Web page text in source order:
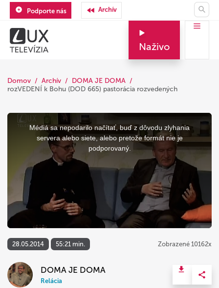
Podporte nás Archív
Naživo
Domov Archív
DOMA JE DOMA
rozVEDENÍ k Bohu (DOD 665) pastorácia rozvedených
This
Médiá sa nepodarilo načítať, buď z dôvodu zlyhania
servera alebo siete, alebo pretože formát nie je
podporovaný.
28.05.2014 55:21 min. Zobrazené 10162x
DOMA JE DOMA
Relácia